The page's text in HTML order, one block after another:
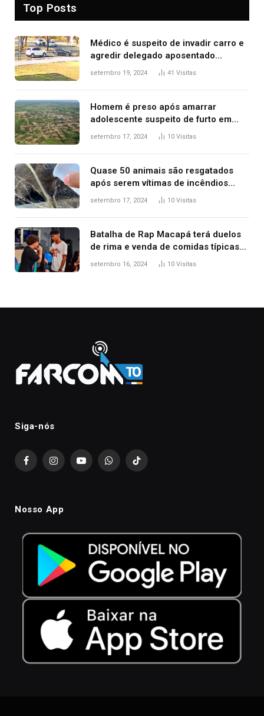
Top Posts
Médico é suspeito de invadir carro e
agredir delegado aposentado
durante confusão no trânsito
setembro 19, 2024 41 Visitas
Homem é preso após amarrar
adolescente suspeito de furto em
estaca de cerca e agredi-lo
setembro 17, 2024 10 Visitas
Quase 50 animais são resgatados
após serem vítimas de incêndios
florestais no Tocantins
setembro 17, 2024 10 Visitas
Batalha de Rap Macapá terá duelos
de rima e venda de comidas típicas
no Mercado Central
setembro 16, 2024 10 Visitas
Siga-nós
FacebookInstagramYouTubeWhatsAppTikTok
Nosso App